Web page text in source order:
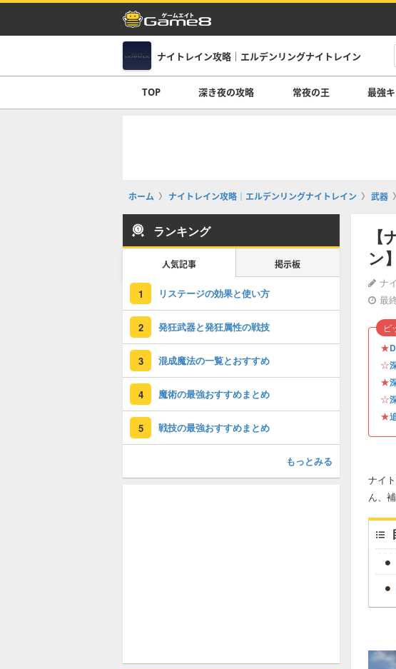
ナイトレイン攻略｜エルデンリングナイトレイン
TOP 深き夜の攻略 常夜の王 最強
ホーム ナイトレイン攻略｜エルデンリングナイトレイン 武器
ン】
ナ
最
★
☆
★
☆
★
ピ
ナイ
ん、
ランキング
人気記事 掲示板
1 リステージの効果と使い方
2 発狂武器と発狂属性の戦技
3 混成魔法の一覧とおすすめ
4 魔術の最強おすすめまとめ
5 戦技の最強おすすめまとめ
もっとみる